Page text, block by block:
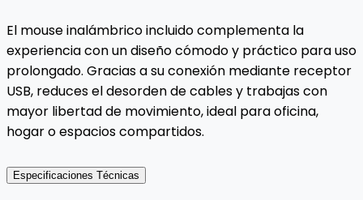
El mouse inalámbrico incluido complementa la
experiencia con un diseño cómodo y práctico para uso
prolongado. Gracias a su conexión mediante receptor
USB, reduces el desorden de cables y trabajas con
mayor libertad de movimiento, ideal para oficina,
hogar o espacios compartidos.
Especificaciones Técnicas